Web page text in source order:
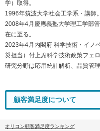
学）取得。
1996年筑波大学社会工学系・講師
2008年4月慶應義塾大学理工学部
在に至る。
2023年4月内閣府 科学技術・イノ
災担当）付上席科学技術政策フェロ
研究分野は応用統計解析、品質管
顧客満足度について
オリコン顧客満足度ランキング